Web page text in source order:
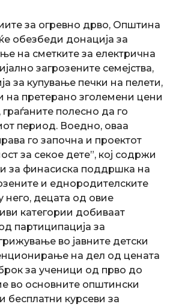
за огревно дрво, Општина
обезбеди донација за
на сметките за електрична
загрозените семејства,
за купување печки на пелети,
на претерано зголемени цени
полесно да го
период. Воедно, оваа
го започна и проектот
за секое дете”, кој содржи
за финасиска поддршка на
и еднородителските
него, децата од овие
категории добиваат
партиципација за
во јавните детски
на дел од цената
за ученици од прво до
во основните општински
бесплатни курсеви за